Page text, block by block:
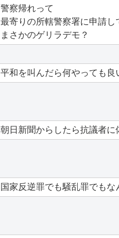
警察帰れって
最寄りの所轄警察署に申請し
まさかのゲリラデモ？
平和を叫んだら何やっても良
朝日新聞からしたら抗議者
国家反逆罪でも騒乱罪でも